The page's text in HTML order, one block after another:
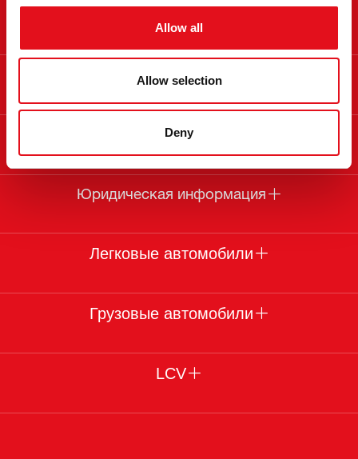
Allow all
Allow selection
Deny
Информация
О febi
Юридическая информация
Легковые автомобили
Грузовые автомобили
LCV